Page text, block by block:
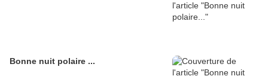
Bonne nuit polaire ...